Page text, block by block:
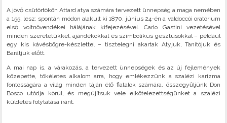
A jövő csütörtökön Attard atya számára tervezett ünnepség a maga nemében
a 155. lesz: spontán módon alakult ki 1870. június 24-én a valdoccói oratórium
első voltnövendékei hálájának kifejezésével. Carlo Gastini vezetésével
minden szeretetükkel, ajándékokkal és szimbolikus gesztusokkal – például
egy kis kávésbögre-készlettel – tisztelegni akartak Atyjuk, Tanítójuk és
Barátjuk előtt.
A mai nap is, a várakozás, a tervezett ünnepségek és az új fejlemények
közepette, tökéletes alkalom arra, hogy emlékezzünk a szalézi karizma
fontosságára a világ minden táján élő fiatalok számára, összegyűljünk Don
Bosco utódja körül, és megújítsuk vele elkötelezettségünket a szalézi
küldetés folytatása iránt.